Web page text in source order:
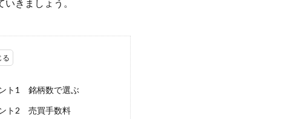
いきましょう。
ト1 銘柄数で選ぶ
ト2 売買手数料